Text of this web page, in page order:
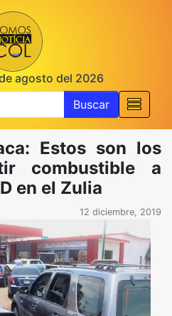
agosto del 2026
Buscar
Estos son los
combustible a
en el Zulia
12 diciembre, 2019